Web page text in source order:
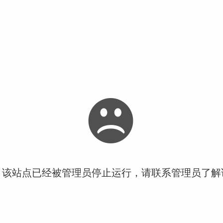
站点已经被管理员停止运行，请联系管理员了